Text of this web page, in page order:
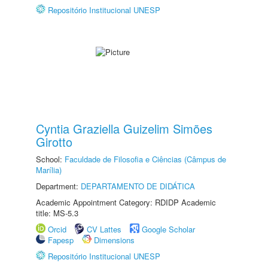
Repositório Institucional UNESP
Cyntia Graziella Guizelim Simões
Girotto
School: Faculdade de Filosofia e Ciências (Câmpus de
Marília)
Department: DEPARTAMENTO DE DIDÁTICA
Academic Appointment Category: RDIDP Academic
title: MS-5.3
Orcid
CV Lattes
Google Scholar
Fapesp
Dimensions
Repositório Institucional UNESP